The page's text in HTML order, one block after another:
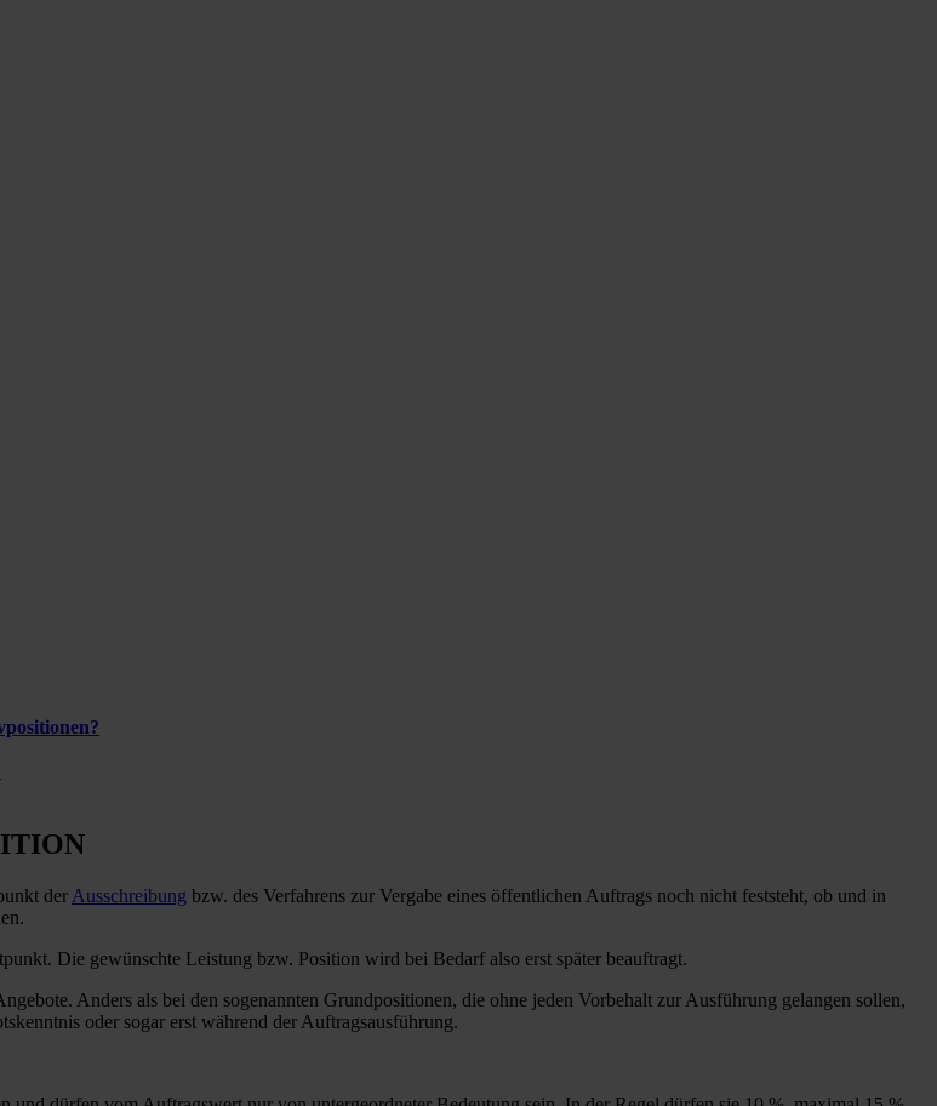
der Ausschreibung bzw. des Verfahrens zur Vergabe eines öffentlichen Auftrags noch nicht feststeht, ob und in
Die gewünschte Leistung bzw. Position wird bei Bedarf also erst später beauftragt.
Anders als bei den sogenannten Grundpositionen, die ohne jeden Vorbehalt zur Ausführung gelangen sollen,
oder sogar erst während der Auftragsausführung.